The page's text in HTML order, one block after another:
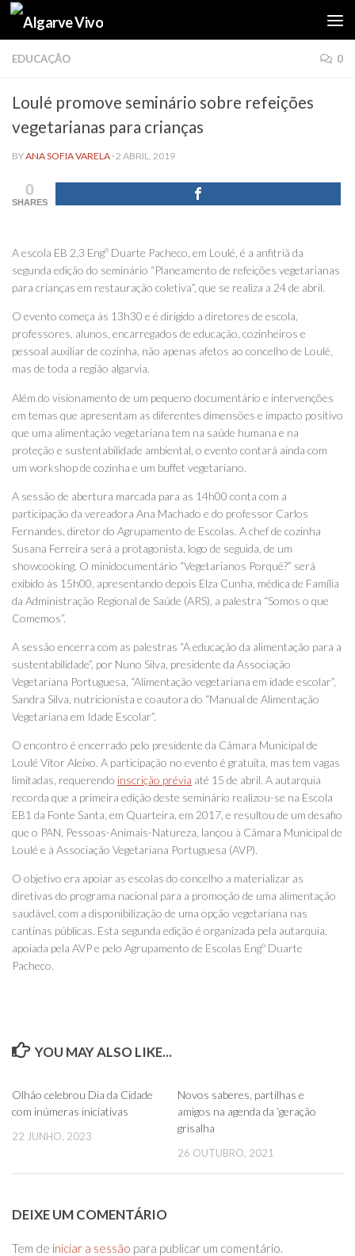
Skip to content
EDUCAÇÃO 0
Loulé promove seminário sobre refeições
vegetarianas para crianças
BYANA SOFIA VARELA ·2 ABRIL, 2019
0
SHARES
A escola EB 2,3 Engº Duarte Pacheco, em Loulé, é a anfitriã da
segunda edição do seminário “Planeamento de refeições vegetarianas
para crianças em restauração coletiva”, que se realiza a 24 de abril.
O evento começa às 13h30 e é dirigido a diretores de escola,
professores, alunos, encarregados de educação, cozinheiros e
pessoal auxiliar de cozinha, não apenas afetos ao concelho de Loulé,
mas de toda a região algarvia.
Além do visionamento de um pequeno documentário e intervenções
em temas que apresentam as diferentes dimensões e impacto positivo
que uma alimentação vegetariana tem na saúde humana e na
proteção e sustentabilidade ambiental, o evento contará ainda com
um workshop de cozinha e um buffet vegetariano.
A sessão de abertura marcada para as 14h00 conta com a
participação da vereadora Ana Machado e do professor Carlos
Fernandes, diretor do Agrupamento de Escolas. A chef de cozinha
Susana Ferreira será a protagonista, logo de seguida, de um
showcooking. O minidocumentário “Vegetarianos Porquê?” será
exibido às 15h00, apresentando depois Elza Cunha, médica de Família
da Administração Regional de Saúde (ARS), a palestra “Somos o que
Comemos”.
A sessão encerra com as palestras “A educação da alimentação para a
sustentabilidade”, por Nuno Silva, presidente da Associação
Vegetariana Portuguesa, “Alimentação vegetariana em idade escolar”,
Sandra Silva, nutricionista e coautora do “Manual de Alimentação
Vegetariana em Idade Escolar”.
O encontro é encerrado pelo presidente da Câmara Municipal de
Loulé Vítor Aleixo. A participação no evento é gratuita, mas tem vagas
limitadas, requerendo inscrição prévia até 15 de abril. A autarquia
recorda que a primeira edição deste seminário realizou-se na Escola
EB1 da Fonte Santa, em Quarteira, em 2017, e resultou de um desafio
que o PAN, Pessoas-Animais-Natureza, lançou à Câmara Municipal de
Loulé e à Associação Vegetariana Portuguesa (AVP).
O objetivo era apoiar as escolas do concelho a materializar as
diretivas do programa nacional para a promoção de uma alimentação
saudável, com a disponibilização de uma opção vegetariana nas
cantinas públicas. Esta segunda edição é organizada pela autarquia,
apoiada pela AVP e pelo Agrupamento de Escolas Engº Duarte
Pacheco.
YOU MAY ALSO LIKE...
Olhão celebrou Dia da Cidade
com inúmeras iniciativas
22 JUNHO, 2023
Novos saberes, partilhas e
amigos na agenda da ‘geração
grisalha
26 OUTUBRO, 2021
DEIXE UM COMENTÁRIO
Tem de iniciar a sessão para publicar um comentário.